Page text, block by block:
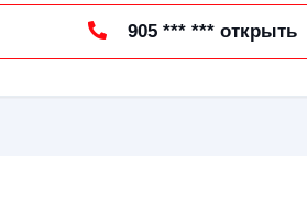
905 *** *** открыть